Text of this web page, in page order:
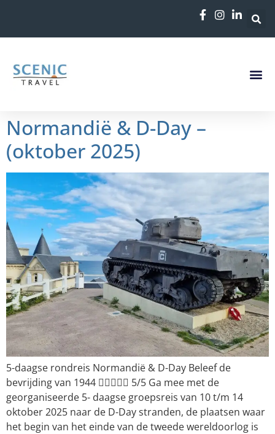
Normandië & D-Day –
(oktober 2025)
5-daagse rondreis Normandië & D-Day Beleef de
bevrijding van 1944  5/5 Ga mee met de
georganiseerde 5- daagse groepsreis van 10 t/m 14
oktober 2025 naar de D-Day stranden, de plaatsen waar
het begin van het einde van de tweede wereldoorlog is